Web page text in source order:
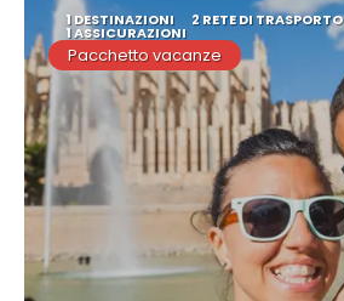
1 DESTINAZIONI 2 RETE DI TRASPORTO
1 ASSICURAZIONI
Pacchetto vacanze